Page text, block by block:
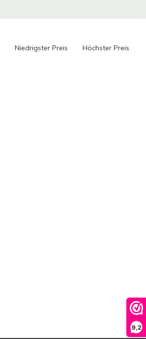
9,2
Niedrigster Preis Höchster Preis